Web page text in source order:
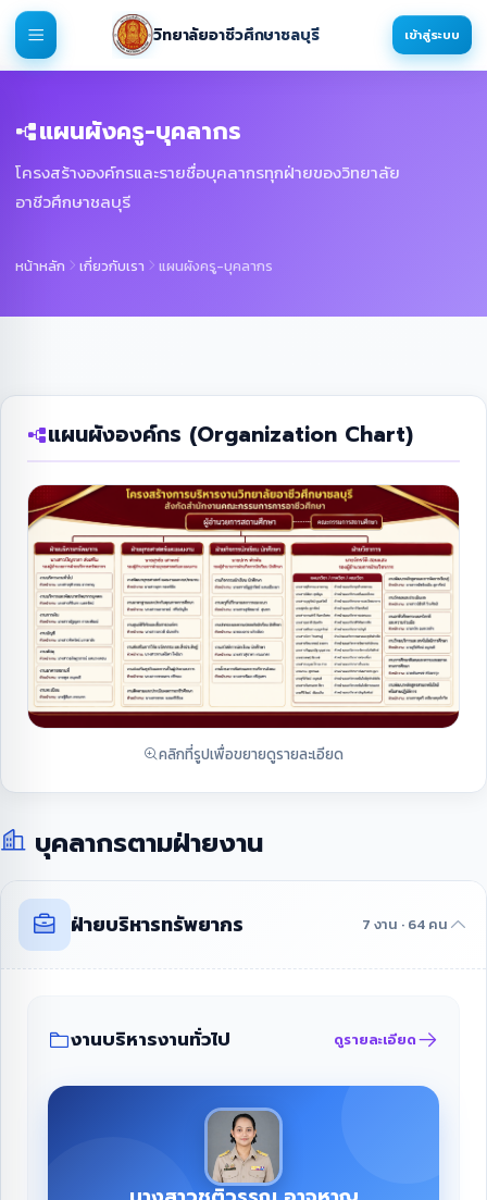
วิทยาลัยอาชีวศึกษาชลบุรี เข้าสู่ระบบ
แผนผังครู-บุคลากร
โครงสร้างองค์กรและรายชื่อบุคลากรทุกฝ่ายของวิทยาลัย
อาชีวศึกษาชลบุรี
หน้าหลัก เกี่ยวกับเรา แผนผังครู-บุคลากร
แผนผังองค์กร (Organization Chart)
คลิกที่รูปเพื่อขยายดูรายละเอียด
บุคลากรตามฝ่ายงาน
ฝ่ายบริหารทรัพยากร 7 งาน · 64 คน
งานบริหารงานทั่วไป ดูรายละเอียด